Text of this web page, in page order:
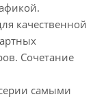
качественной
Сочетание
самыми